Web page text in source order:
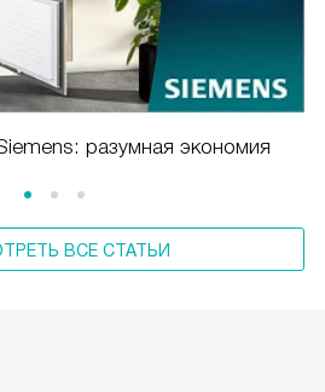
разумная экономия
ВСЕ СТАТЬИ